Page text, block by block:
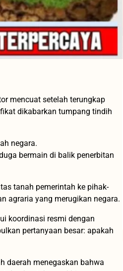
mencuat setelah terungkap
dikabarkan tumpang tindih
negara.
bermain di balik penerbitan
tanah pemerintah ke pihak-
agraria yang merugikan negara.
koordinasi resmi dengan
pertanyaan besar: apakah
daerah menegaskan bahwa